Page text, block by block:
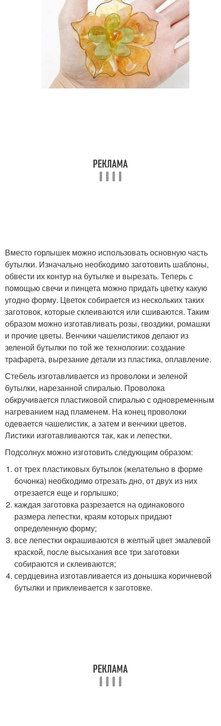
Вместо горлышек можно использовать основную часть
бутылки. Изначально необходимо заготовить шаблоны,
обвести их контур на бутылке и вырезать. Теперь с
помощью свечи и пинцета можно придать цветку какую
угодно форму. Цветок собирается из нескольких таких
заготовок, которые склеиваются или сшиваются. Таким
образом можно изготавливать розы, гвоздики, ромашки
и прочие цветы. Венчики чашелистиков делают из
зеленой бутылки по той же технологии: создание
трафарета, вырезание детали из пластика, оплавление.
Стебель изготавливается из проволоки и зеленой
бутылки, нарезанной спиралью. Проволока
обкручивается пластиковой спиралью с одновременным
нагреванием над пламенем. На конец проволоки
одевается чашелистик, а затем и венчики цветов.
Листики изготавливаются так, как и лепестки.
Подсолнух можно изготовить следующим образом:
от трех пластиковых бутылок (желательно в форме
бочонка) необходимо отрезать дно, от двух из них
отрезается еще и горлышко;
каждая заготовка разрезается на одинакового
размера лепестки, краям которых придают
определенную форму;
все лепестки окрашиваются в желтый цвет эмалевой
краской, после высыхания все три заготовки
собираются и склеиваются;
сердцевина изготавливается из донышка коричневой
бутылки и приклеивается к заготовке.